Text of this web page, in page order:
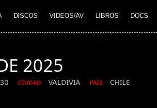
DISCOS VIDEOS/AV LIBROS DOCS
2025
CIUDAD VALDIVIA PAIS CHILE